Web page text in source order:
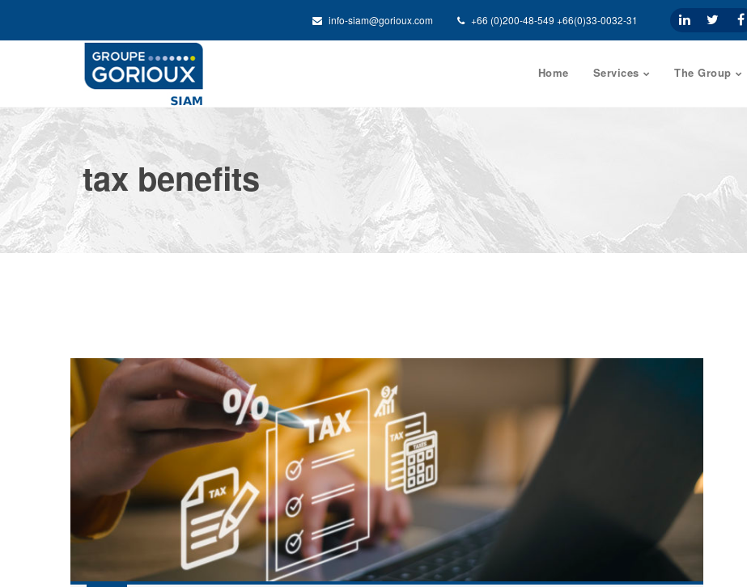
info-siam@gorioux.com +66 (0)200-48-549 +66(0)33-0032-31
Home Services The Group
tax benefits